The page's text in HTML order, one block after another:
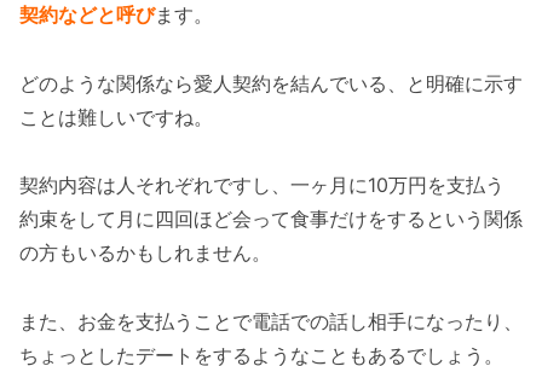
契約などと呼びます。
どのような関係なら愛人契約を結んでいる、と明確に示す
ことは難しいですね。
契約内容は人それぞれですし、一ヶ月に10万円を支払う
約束をして月に四回ほど会って食事だけをするという関係
の方もいるかもしれません。
また、お金を支払うことで電話での話し相手になったり、
ちょっとしたデートをするようなこともあるでしょう。